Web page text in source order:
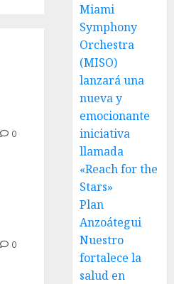
0
0
Miami
Symphony
Orchestra
(MISO)
lanzará una
nueva y
emocionante
iniciativa
llamada
«Reach for the
Stars»
Plan
Anzoátegui
Nuestro
fortalece la
salud en